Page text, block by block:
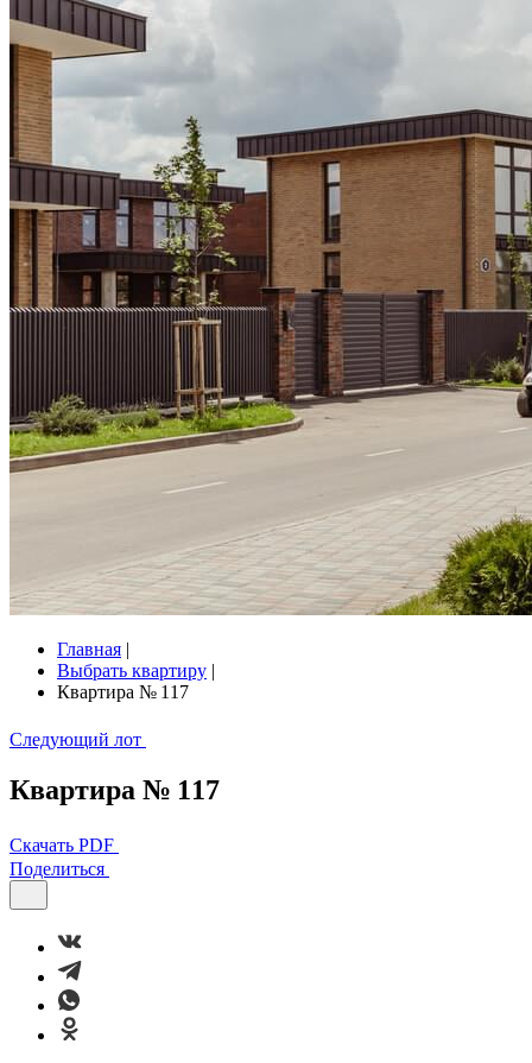
Главная |
Выбрать квартиру |
Квартира № 117
Следующий лот
Квартира № 117
Скачать PDF
Поделиться